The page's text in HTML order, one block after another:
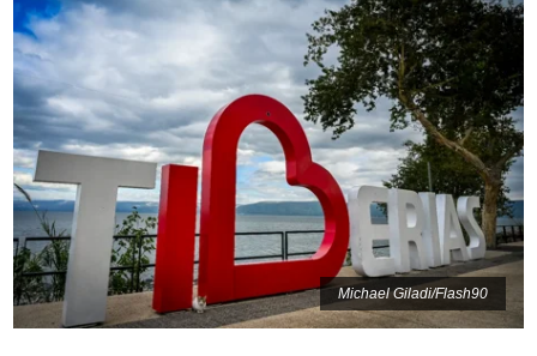
Michael Giladi/Flash90